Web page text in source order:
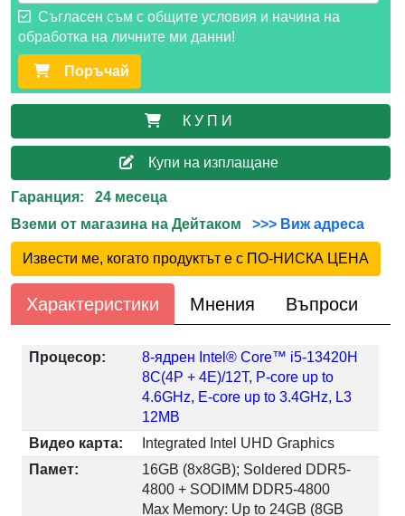
Съгласен съм с общите условия и начина на
обработка на личните ми данни!
Поръчай
К У П И
Купи на изплащане
Гаранция: 24 месеца
Вземи от магазина на Дейтаком
>>> Виж адреса
Извести ме, когато продуктът е с ПО-НИСКА ЦЕНА
Характеристики Мнения Въпроси
Процесор:
8-ядрен Intel® Core™ i5-13420H
8C(4P + 4E)/12T, P-core up to
4.6GHz, E-core up to 3.4GHz, L3
12MB
Видео карта:
Integrated Intel UHD Graphics
Памет:
16GB (8x8GB); Soldered DDR5-
4800 + SODIMM DDR5-4800
Max Memory: Up to 24GB (8GB